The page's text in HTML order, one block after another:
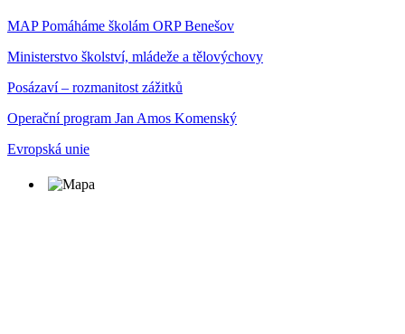
MAP Pomáháme školám ORP Benešov
Ministerstvo školství, mládeže a tělovýchovy
Posázaví – rozmanitost zážitků
Operační program Jan Amos Komenský
Evropská unie